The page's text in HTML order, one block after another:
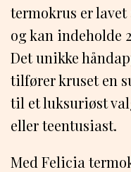
termokrus er
og kan indeholde
Det unikke
tilfører kruset en
til et luksuriøst
eller teentusiast.
Med Felicia